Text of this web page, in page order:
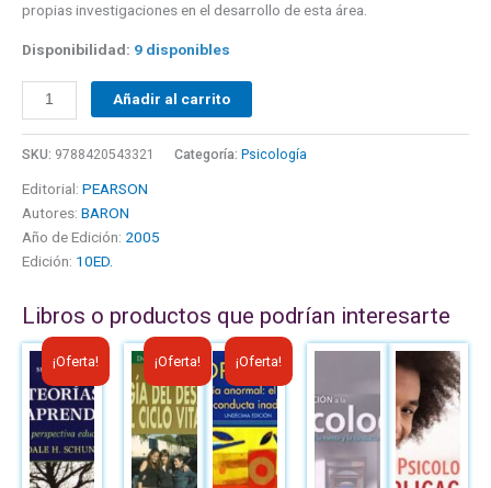
propias investigaciones en el desarrollo de esta área.
Disponibilidad: 9 disponibles
Añadir al carrito
SKU: 9788420543321 Categoría: Psicología
Editorial: PEARSON
Autores: BARON
Año de Edición: 2005
Edición: 10ED.
Libros o productos que podrían interesarte
¡Oferta!
El
precio
original
era:
B/.42.15.
El
precio
actual
es:
B/.27.00.
¡Oferta!
El
precio
original
era:
B/.53.68.
El
precio
actual
es:
B/.28.39.
¡Oferta!
El
precio
original
era:
B/.48.00.
El
precio
actual
es:
B/.30.00.